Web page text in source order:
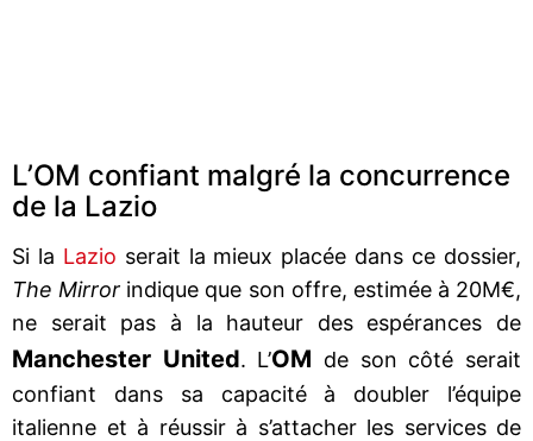
L’OM confiant malgré la concurrence
de la Lazio
Si la Lazio serait la mieux placée dans ce dossier,
The Mirror indique que son offre, estimée à 20M€,
ne serait pas à la hauteur des espérances de
Manchester United. L’OM de son côté serait
confiant dans sa capacité à doubler l’équipe
italienne et à réussir à s’attacher les services de